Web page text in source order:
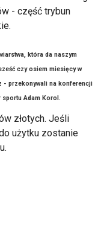
- część trybun
która da naszym
czy osiem miesięcy w
- przekonywali na konferencji
sportu Adam Korol.
złotych. Jeśli
użytku zostanie